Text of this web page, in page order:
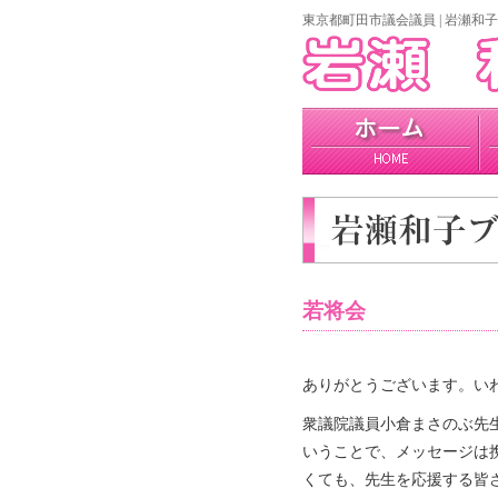
東京都町田市議会議員 | 岩瀬和子
プロフィール 政策
若将会
ありがとうございます。い
衆議院議員小倉まさのぶ先
いうことで、メッセージは
くても、先生を応援する皆